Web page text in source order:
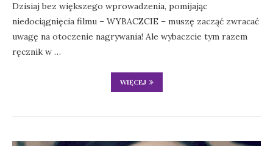
Dzisiaj bez większego wprowadzenia, pomijając
niedociągnięcia filmu – WYBACZCIE – muszę zacząć zwracać
uwagę na otoczenie nagrywania! Ale wybaczcie tym razem
ręcznik w …
WIĘCEJ